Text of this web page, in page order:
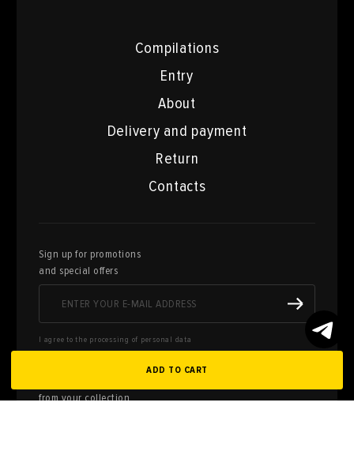
ADD TO CART
Compilations
Entry
About
Delivery and payment
Return
Contacts
Sign up for promotions
and special offers
I agree to the processing of personal data
from your collection